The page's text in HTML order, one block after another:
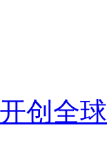
创全